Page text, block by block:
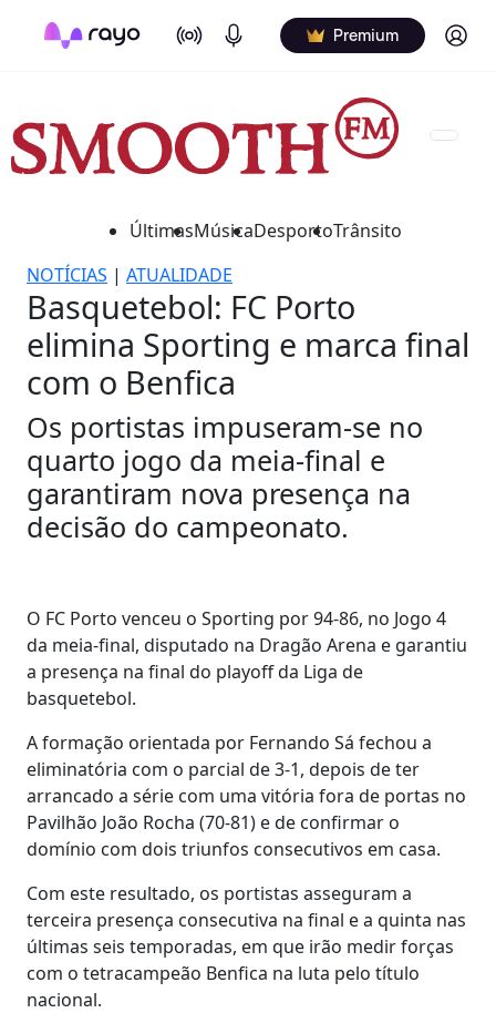
On Air Podcasts Premium Log in
ÚltimasMúsicaDesportoTrânsito
NOTÍCIAS | ATUALIDADE
Basquetebol: FC Porto
elimina Sporting e marca final
com o Benfica
Os portistas impuseram-se no
quarto jogo da meia-final e
garantiram nova presença na
decisão do campeonato.
O FC Porto venceu o Sporting por 94-86, no Jogo 4
da meia-final, disputado na Dragão Arena e garantiu
a presença na final do playoff da Liga de
basquetebol.
A formação orientada por Fernando Sá fechou a
eliminatória com o parcial de 3-1, depois de ter
arrancado a série com uma vitória fora de portas no
Pavilhão João Rocha (70-81) e de confirmar o
domínio com dois triunfos consecutivos em casa.
Com este resultado, os portistas asseguram a
terceira presença consecutiva na final e a quinta nas
últimas seis temporadas, em que irão medir forças
com o tetracampeão Benfica na luta pelo título
nacional.